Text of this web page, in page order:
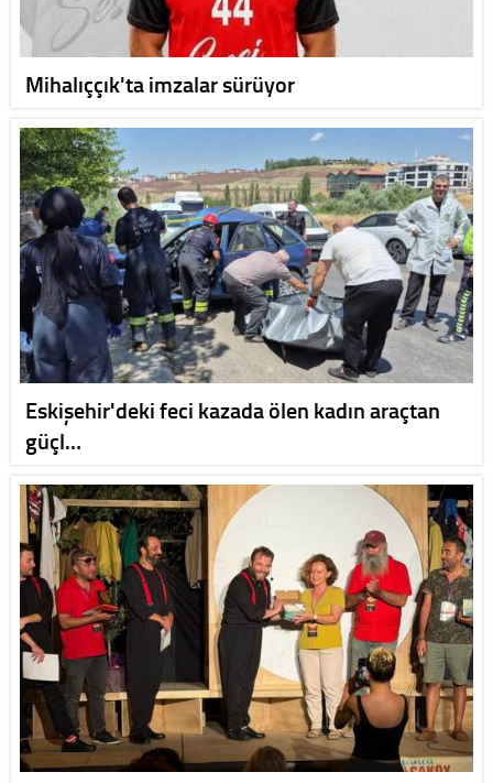
Mihalıççık'ta imzalar sürüyor
Eskişehir'deki feci kazada ölen kadın araçtan
güçl…